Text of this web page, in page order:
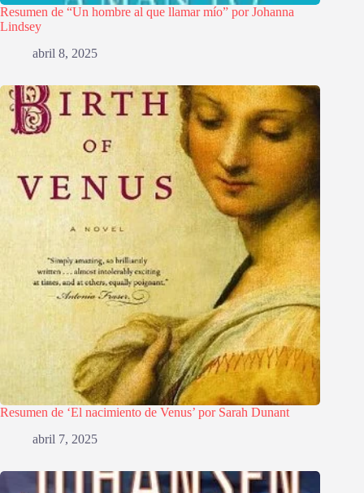
Resumen de “Un hombre al que llamar mío” por Johanna
Lindsey
abril 8, 2025
Resumen de ‘El nacimiento de Venus’ por Sarah Dunant
abril 7, 2025